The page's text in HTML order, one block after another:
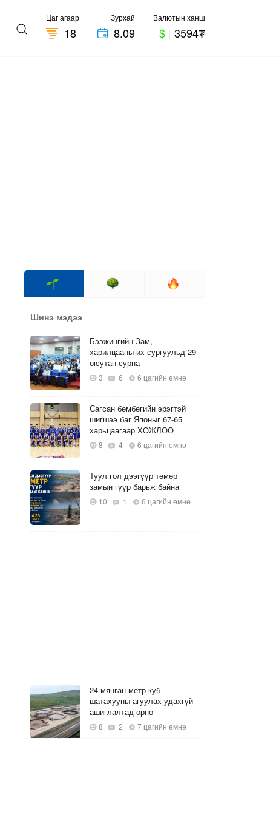
Цаг агаар
18
Зурхай
8.09
Валютын ханш
$ | 3594₮
Шинэ мэдээ
Бээжингийн Зам,
харилцааны их сургуульд 29
оюутан сурна
3 6 6 цагийн өмнө
Сагсан бөмбөгийн эрэгтэй
шигшээ баг Японыг 67-65
харьцаагаар ХОЖЛОО
8 4 6 цагийн өмнө
Туул гол дээгүүр төмөр
замын гүүр барьж байна
10 1 6 цагийн өмнө
24 мянган метр куб
шатахууны агуулах удахгүй
ашиглалтад орно
8 2 7 цагийн өмнө